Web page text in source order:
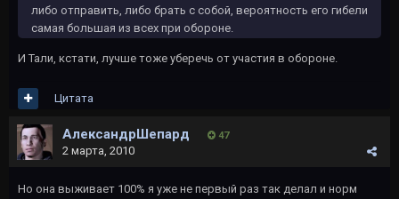
либо отправить, либо брать с собой, вероятность его гибели
самая большая из всех при обороне.
И Тали, кстати, лучше тоже уберечь от участия в обороне.
Цитата
АлександрШепард 47
2 марта, 2010
Но она выживает 100% я уже не первый раз так делал и норм